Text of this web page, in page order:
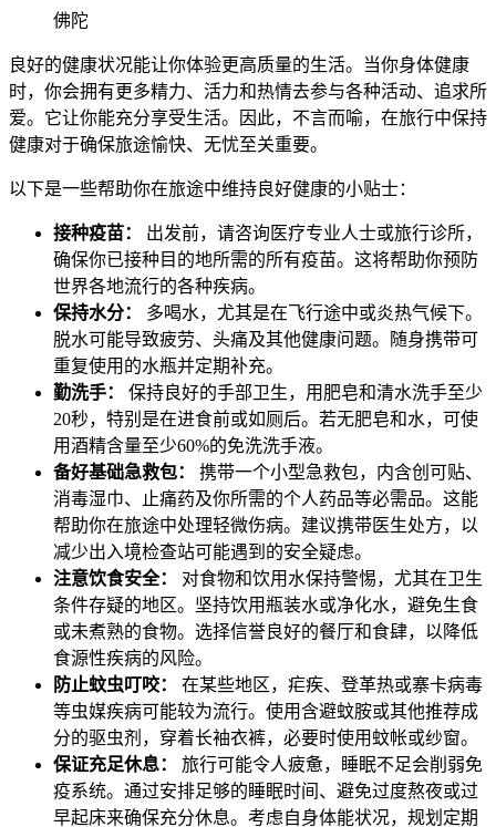
佛陀
良好的健康状况能让你体验更高质量的生活。当你身体健康
时，你会拥有更多精力、活力和热情去参与各种活动、追求所
爱。它让你能充分享受生活。因此，不言而喻，在旅行中保持
健康对于确保旅途愉快、无忧至关重要。
以下是一些帮助你在旅途中维持良好健康的小贴士：
接种疫苗：
出发前，请咨询医疗专业人士或旅行诊所，
确保你已接种目的地所需的所有疫苗。这将帮助你预防
世界各地流行的各种疾病。
保持水分：
多喝水，尤其是在飞行途中或炎热气候下。
脱水可能导致疲劳、头痛及其他健康问题。随身携带可
重复使用的水瓶并定期补充。
勤洗手：
保持良好的手部卫生，用肥皂和清水洗手至少
20秒，特别是在进食前或如厕后。若无肥皂和水，可使
用酒精含量至少60%的免洗洗手液。
备好基础急救包：
携带一个小型急救包，内含创可贴、
消毒湿巾、止痛药及你所需的个人药品等必需品。这能
帮助你在旅途中处理轻微伤病。建议携带医生处方，以
减少出入境检查站可能遇到的安全疑虑。
注意饮食安全：
对食物和饮用水保持警惕，尤其在卫生
条件存疑的地区。坚持饮用瓶装水或净化水，避免生食
或未煮熟的食物。选择信誉良好的餐厅和食肆，以降低
食源性疾病的风险。
防止蚊虫叮咬：
在某些地区，疟疾、登革热或寨卡病毒
等虫媒疾病可能较为流行。使用含避蚊胺或其他推荐成
分的驱虫剂，穿着长袖衣裤，必要时使用蚊帐或纱窗。
保证充足休息：
旅行可能令人疲惫，睡眠不足会削弱免
疫系统。通过安排足够的睡眠时间、避免过度熬夜或过
早起床来确保充分休息。考虑自身体能状况，规划定期